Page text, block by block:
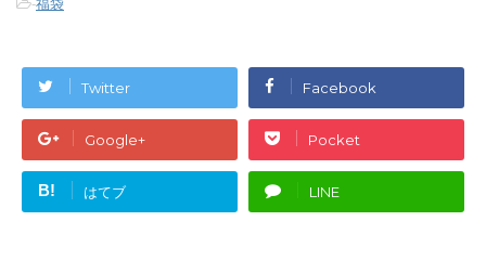
-福袋
Twitter Facebook
Google+ Pocket
B! はてブ LINE